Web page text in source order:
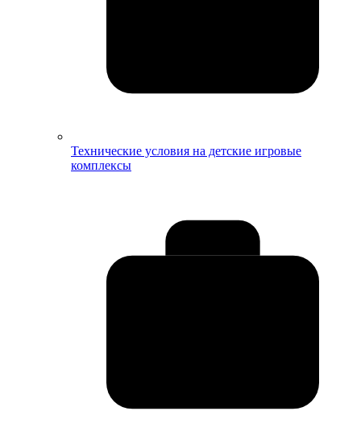
Технические условия на детские игровые
комплексы